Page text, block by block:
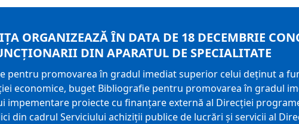
ORGANIZEAZĂ ÎN DATA DE 18 DECEMBRIE
DIN APARATUL DE SPECIALITATE
pentru promovarea în gradul imediat superior celui deținut a
economice, buget Bibliografie pentru promovarea în gradul
impementare proiecte cu finanțare externă al Direcției
din cadrul Serviciului achiziții publice de lucrări și servicii al